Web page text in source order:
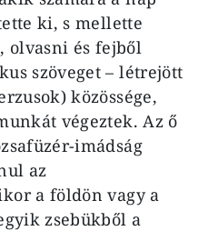
ki, s mellette
és fejből
szöveget – létrejött
közössége,
végeztek. Az ő
imádság
az
a földön vagy a
zsebükből a